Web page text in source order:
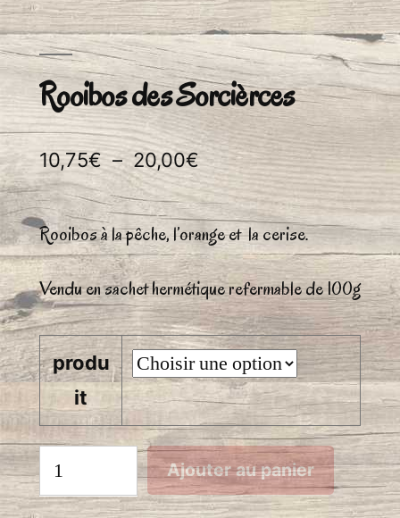
Rooibos des Sorcièrces
10,75€ – 20,00€Plage
de
prix :
10,75€
à
20,00€
Rooibos à la pêche, l’orange et la cerise.
Vendu en sachet hermétique refermable de 100g
produ
it
quantité
de
Ajouter au panier